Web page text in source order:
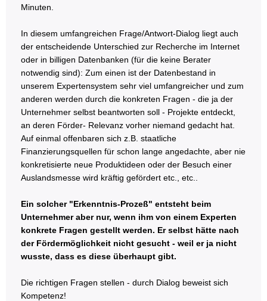
Minuten.
In diesem umfangreichen Frage/Antwort-Dialog liegt auch
der entscheidende Unterschied zur Recherche im Internet
oder in billigen Datenbanken (für die keine Berater
notwendig sind): Zum einen ist der Datenbestand in
unserem Expertensystem sehr viel umfangreicher und zum
anderen werden durch die konkreten Fragen - die ja der
Unternehmer selbst beantworten soll - Projekte entdeckt,
an deren Förder- Relevanz vorher niemand gedacht hat.
Auf einmal offenbaren sich z.B. staatliche
Finanzierungsquellen für schon lange angedachte, aber nie
konkretisierte neue Produktideen oder der Besuch einer
Auslandsmesse wird kräftig gefördert etc., etc..
Ein solcher "Erkenntnis-Prozeß" entsteht beim
Unternehmer aber nur, wenn ihm von einem Experten
konkrete Fragen gestellt werden. Er selbst hätte nach
der Fördermöglichkeit nicht gesucht - weil er ja nicht
wusste, dass es diese überhaupt gibt.
Die richtigen Fragen stellen - durch Dialog beweist sich
Kompetenz!